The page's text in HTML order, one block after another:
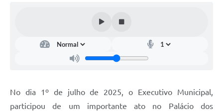
No dia 1º de julho de 2025, o Executivo Municipal,
participou de um importante ato no Palácio dos